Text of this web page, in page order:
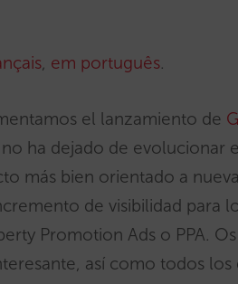
, em português.
el lanzamiento de
ha dejado de evolucionar
más bien orientado a
de visibilidad para
Promotion Ads o PPA.
así como todos los